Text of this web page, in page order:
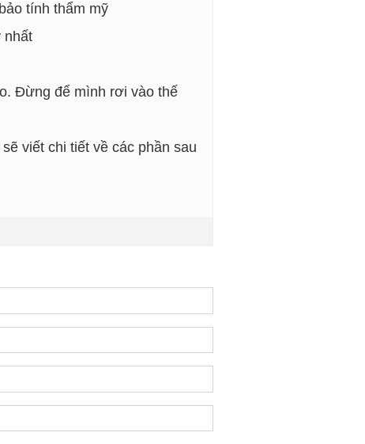
tính thẩm mỹ
nhất
Đừng để mình rơi vào thế
viết chi tiết về các phần sau